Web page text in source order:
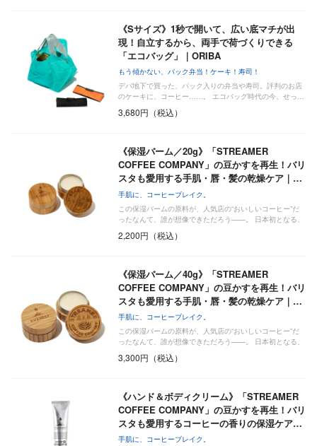
《Sサイズ》1秒で開いて、広い底マチが出
現！自立するから、両手で荷づくりできる
「エコバッグ」｜ORIBA
もう傾かない、パック弁当！ケーキ！寿司！
デパ地下で買った、パック入りの弁当や寿司。評判のお店
のケーキに、コーヒー……。 エコバッグ時代の今、せっ…
3,680円（税込）
《保湿バーム／20g》「STREAMER
COFFEE COMPANY」の豆かすを再生！バリ
スタも愛用する手肌・唇・髪の乾燥ケア｜…
手肌に、コーヒーブレイク。
この保湿バームの原料が、人気店の“おいしいコーヒー”だ
ったなんて、誰が想像できただろう——。 日本初となる、
2,200円（税込）
《保湿バーム／40g》「STREAMER
COFFEE COMPANY」の豆かすを再生！バリ
スタも愛用する手肌・唇・髪の乾燥ケア｜…
手肌に、コーヒーブレイク。
この保湿バームの原料が、人気店の“おいしいコーヒー”だ
ったなんて、誰が想像できただろう——。 日本初となる、
3,300円（税込）
《ハンド＆ボディクリーム》「STREAMER
COFFEE COMPANY」の豆かすを再生！バリ
スタも愛用するコーヒーの香りの保湿ケア…
手肌に、コーヒーブレイク。